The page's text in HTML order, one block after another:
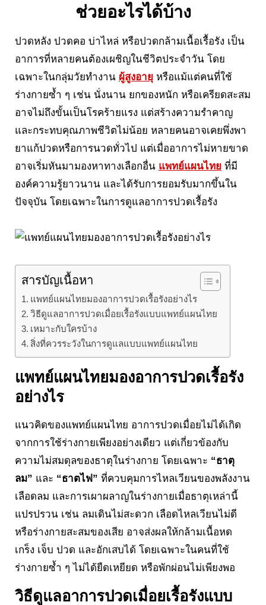
ช่วยอะไรได้บ้าง
ปวดหลัง ปวดคอ บ่าไหล่ หรือปวดกล้ามเนื้อเรื้อรัง เป็น
อาการที่หลายคนต้องเผชิญในชีวิตประจำวัน โดย
เฉพาะในกลุ่มวัยทำงาน ผู้สูงอายุ หรือแม้แต่คนที่ใช้
ร่างกายซ้ำ ๆ เช่น นั่งนาน ยกของหนัก หรือเครียดสะสม
อาจไม่ถึงขั้นเป็นโรคร้ายแรง แต่สร้างความรำคาญ
และกระทบคุณภาพชีวิตไม่น้อย หลายคนอาจเคยพึ่งพา
ยาแก้ปวดหรือการนวดทั่วไป แต่เมื่ออาการไม่หายขาด
อาจเริ่มหันมามองหาทางเลือกอื่น แพทย์แผนไทย ที่มี
องค์ความรู้ยาวนาน และได้รับการยอมรับมากขึ้นใน
ปัจจุบัน โดยเฉพาะในการดูแลอาการปวดเรื้อรัง
สารบัญเนื้อหา
แพทย์แผนไทยมองอาการปวดเรื้อรังอย่างไร
วิธีดูแลอาการปวดเมื่อยเรื้อรังแบบแพทย์แผนไทย
เหมาะกับใครบ้าง
สิ่งที่ควรระวังในการดูแลแบบแพทย์แผนไทย
แพทย์แผนไทยมองอาการปวดเรื้อรัง
อย่างไร
แนวคิดของแพทย์แผนไทย อาการปวดเมื่อยไม่ได้เกิด
จากการใช้ร่างกายเพียงอย่างเดียว แต่เกี่ยวข้องกับ
ความไม่สมดุลของธาตุในร่างกาย โดยเฉพาะ “ธาตุ
ลม” และ “ธาตไฟ” ที่ควบคุมการไหลเวียนของพลังงาน
เลือดลม และการเผาผลาญในร่างกายเมื่อธาตุเหล่านี้
แปรปรวน เช่น ลมเดินไม่สะดวก เลือดไหลเวียนไม่ดี
หรือร่างกายสะสมของเสีย อาจส่งผลให้กล้ามเนื้อหด
เกร็ง เจ็บ ปวด และอักเสบได้ โดยเฉพาะในคนที่ใช้
ร่างกายซ้ำ ๆ ไม่ได้ยืดเหยียด หรือพักผ่อนไม่เพียงพอ
วิธีดูแลอาการปวดเมื่อยเรื้อรังแบบ